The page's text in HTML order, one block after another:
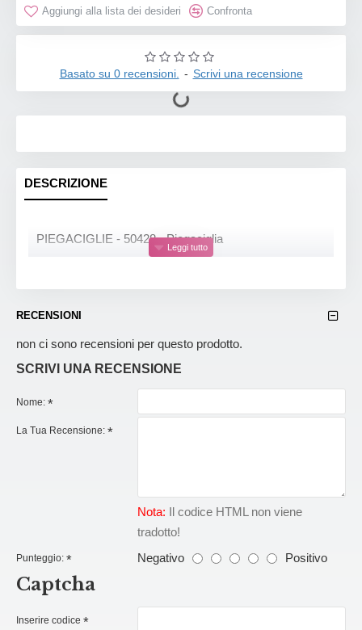
Basato su 0 recensioni. - Scrivi una recensione
Aggiungi alla lista dei desideri Confronta
DESCRIZIONE
PIEGACIGLIE - 50428 - Piegaciglia
RECENSIONI
non ci sono recensioni per questo prodotto.
SCRIVI UNA RECENSIONE
Nome:
La Tua Recensione:
Nota: Il codice HTML non viene
tradotto!
Punteggio: Negativo Positivo
Captcha
Inserire codice